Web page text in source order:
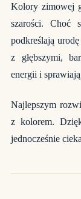
Kolory zimowej
szarości. Choć
podkreślają
z głębszymi,
energii i
Najlepszym
z kolorem.
jednocześnie